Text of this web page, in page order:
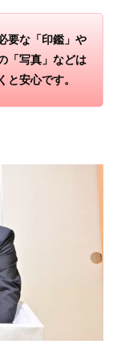
要な「印鑑」や
「写真」などは
と安心です。